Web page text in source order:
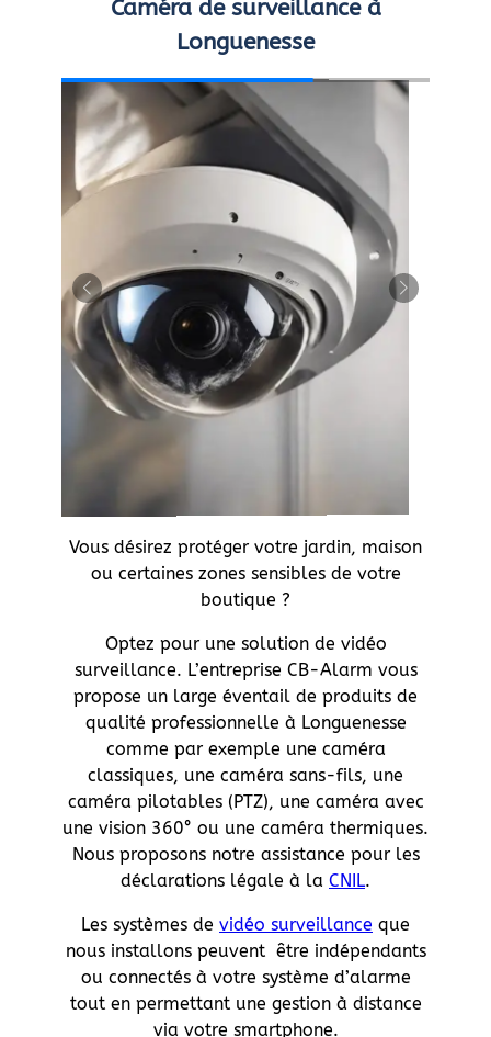
Caméra de surveillance à
Longuenesse
Vous désirez protéger votre jardin, maison
ou certaines zones sensibles de votre
boutique ?
Optez pour une solution de vidéo
surveillance. L’entreprise CB-Alarm vous
propose un large éventail de produits de
qualité professionnelle à Longuenesse
comme par exemple une caméra
classiques, une caméra sans-fils, une
caméra pilotables (PTZ), une caméra avec
une vision 360° ou une caméra thermiques.
Nous proposons notre assistance pour les
déclarations légale à la CNIL.
Les systèmes de vidéo surveillance que
nous installons peuvent être indépendants
ou connectés à votre système d’alarme
tout en permettant une gestion à distance
via votre smartphone.